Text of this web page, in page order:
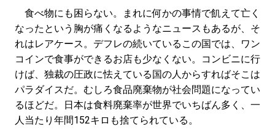
食べ物にも困らない。まれに何かの事情で飢えて亡く
なったという胸が痛くなるようなニュースもあるが、そ
れはレアケース。デフレの続いているこの国では、ワン
コインで食事ができるお店も少なくない。コンビニに行
けば、独裁の圧政に怯えている国の人からすればそこは
パラダイスだ。むしろ食品廃棄物が社会問題になってい
るほどだ。日本は食料廃棄率が世界でいちばん多く、一
人当たり年間152キロも捨てられている。